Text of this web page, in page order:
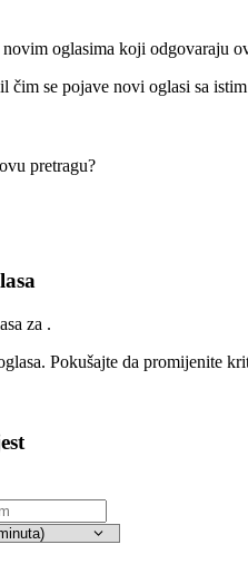
oglasima koji odgovaraju
čim se pojave novi oglasi sa
pretragu?
za .
Pokušajte da promijenite